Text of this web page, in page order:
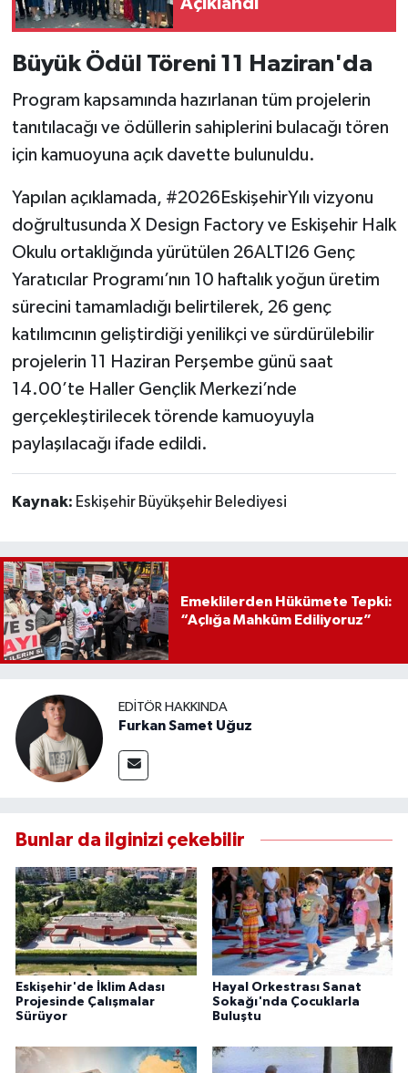
Büyük Ödül Töreni 11 Haziran'da
Program kapsamında hazırlanan tüm projelerin
tanıtılacağı ve ödüllerin sahiplerini bulacağı tören
için kamuoyuna açık davette bulunuldu.
Yapılan açıklamada, #2026EskişehirYılı vizyonu
doğrultusunda X Design Factory ve Eskişehir Halk
Okulu ortaklığında yürütülen 26ALTI26 Genç
Yaratıcılar Programı’nın 10 haftalık yoğun üretim
sürecini tamamladığı belirtilerek, 26 genç
katılımcının geliştirdiği yenilikçi ve sürdürülebilir
projelerin 11 Haziran Perşembe günü saat
14.00’te Haller Gençlik Merkezi’nde
gerçekleştirilecek törende kamuoyuyla
paylaşılacağı ifade edildi.
Kaynak: Eskişehir Büyükşehir Belediyesi
Emeklilerden Hükümete Tepki:
“Açlığa Mahkûm Ediliyoruz”
EDITÖR HAKKINDA
Furkan Samet Uğuz
Bunlar da ilginizi çekebilir
Eskişehir'de İklim Adası
Projesinde Çalışmalar
Sürüyor
Hayal Orkestrası Sanat
Sokağı'nda Çocuklarla
Buluştu